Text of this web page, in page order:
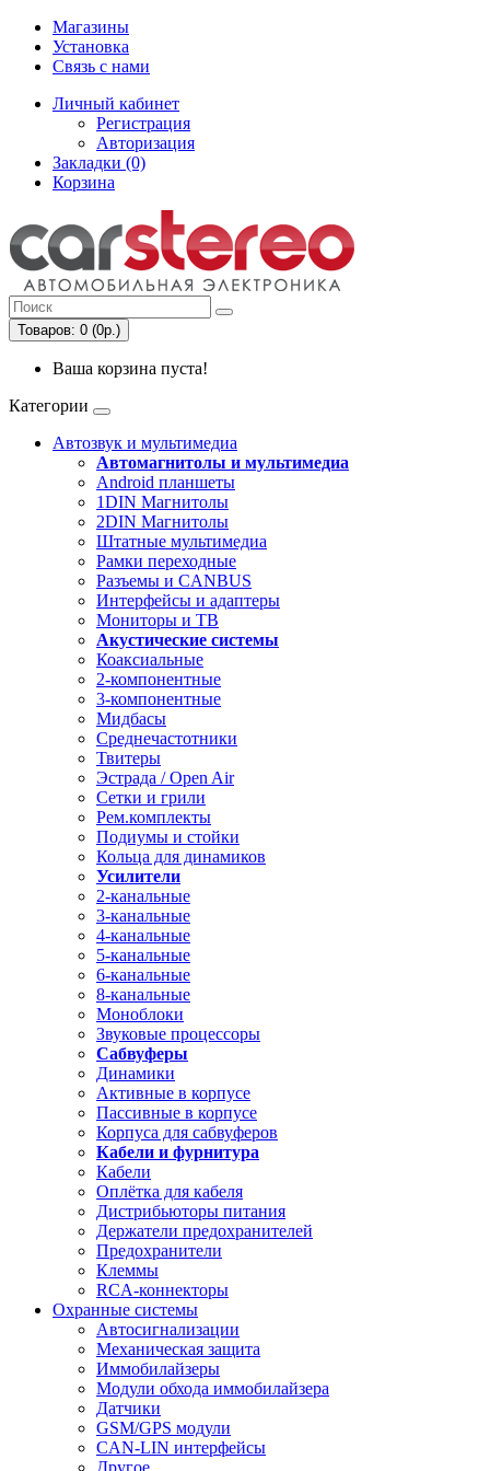
Магазины
Установка
Связь с нами
Личный кабинет
Регистрация
Авторизация
Закладки (0)
Корзина
Товаров: 0 (0р.)
Ваша корзина пуста!
Категории
Автозвук и мультимедиа
Автомагнитолы и мультимедиа
Android планшеты
1DIN Магнитолы
2DIN Магнитолы
Штатные мультимедиа
Рамки переходные
Разъемы и CANBUS
Интерфейсы и адаптеры
Мониторы и ТВ
Акустические системы
Коаксиальные
2-компонентные
3-компонентные
Мидбасы
Среднечастотники
Твитеры
Эстрада / Open Air
Сетки и грили
Рем.комплекты
Подиумы и стойки
Кольца для динамиков
Усилители
2-канальные
3-канальные
4-канальные
5-канальные
6-канальные
8-канальные
Моноблоки
Звуковые процессоры
Сабвуферы
Динамики
Активные в корпусе
Пассивные в корпусе
Корпуса для сабвуферов
Кабели и фурнитура
Кабели
Оплётка для кабеля
Дистрибьюторы питания
Держатели предохранителей
Предохранители
Клеммы
RCA-коннекторы
Охранные системы
Автосигнализации
Механическая защита
Иммобилайзеры
Модули обхода иммобилайзера
Датчики
GSM/GPS модули
CAN-LIN интерфейсы
Другое